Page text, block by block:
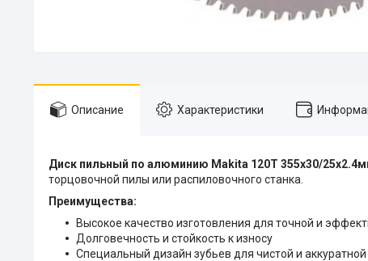
Описание Характеристики
Диск пильный по алюминию Makita 120T 355x30/
торцовочной пилы или распиловочного станка.
Преимущества:
Высокое качество изготовления для точной и
Долговечность и стойкость к износу
Специальный дизайн зубьев для чистой и аккуратной